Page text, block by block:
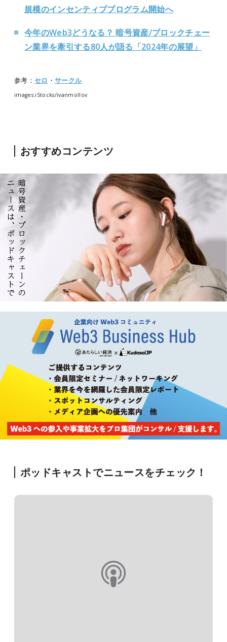
規模のインセンティブプログラム開始へ
今年のWeb3どうなる？ 暗号資産/ブロックチェー
ン業界を牽引する80人が語る「2024年の展望」
参考： セロ ・サークル
images:iStocks/ivanmollov
おすすめコンテンツ
ポッドキャストでニュースをチェック！